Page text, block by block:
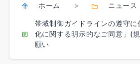
ホーム > ニュース
帯域制御ガイドラインの遵守に
化に関する明示的なご同意」(
願い